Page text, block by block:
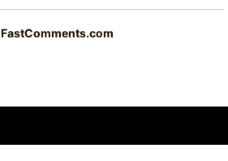
FastComments.com